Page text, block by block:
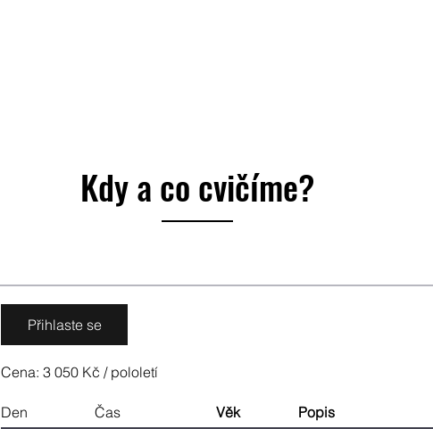
Cena: 3 050 Kč / pololetí
Popis
Věk
Čas
Den
Přihlaste se
Kdy a co cvičíme?